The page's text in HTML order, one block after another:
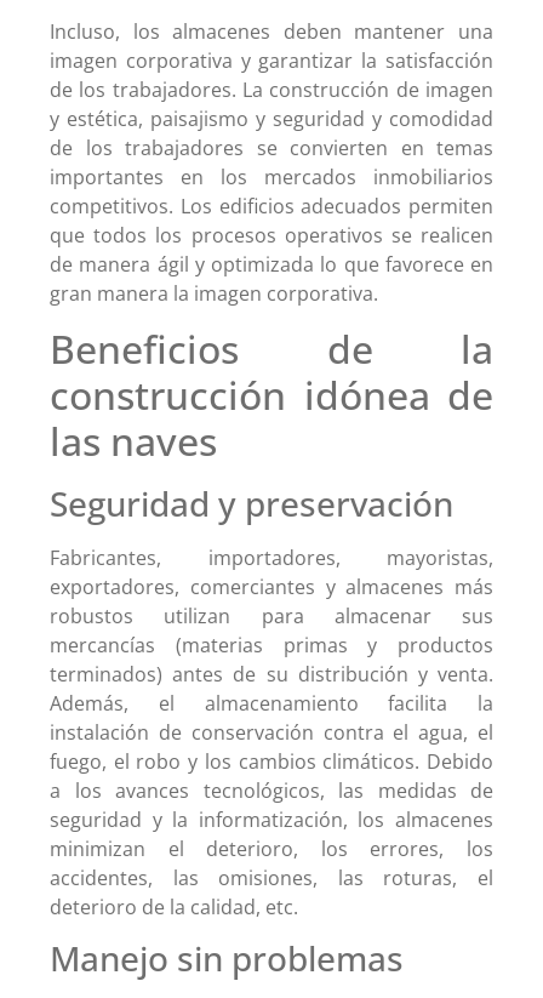
Incluso, los almacenes deben mantener una
imagen corporativa y garantizar la satisfacción
de los trabajadores. La construcción de imagen
y estética, paisajismo y seguridad y comodidad
de los trabajadores se convierten en temas
importantes en los mercados inmobiliarios
competitivos. Los edificios adecuados permiten
que todos los procesos operativos se realicen
de manera ágil y optimizada lo que favorece en
gran manera la imagen corporativa.
Beneficios de la
construcción idónea de
las naves
Seguridad y preservación
Fabricantes, importadores, mayoristas,
exportadores, comerciantes y almacenes más
robustos utilizan para almacenar sus
mercancías (materias primas y productos
terminados) antes de su distribución y venta.
Además, el almacenamiento facilita la
instalación de conservación contra el agua, el
fuego, el robo y los cambios climáticos. Debido
a los avances tecnológicos, las medidas de
seguridad y la informatización, los almacenes
minimizan el deterioro, los errores, los
accidentes, las omisiones, las roturas, el
deterioro de la calidad, etc.
Manejo sin problemas